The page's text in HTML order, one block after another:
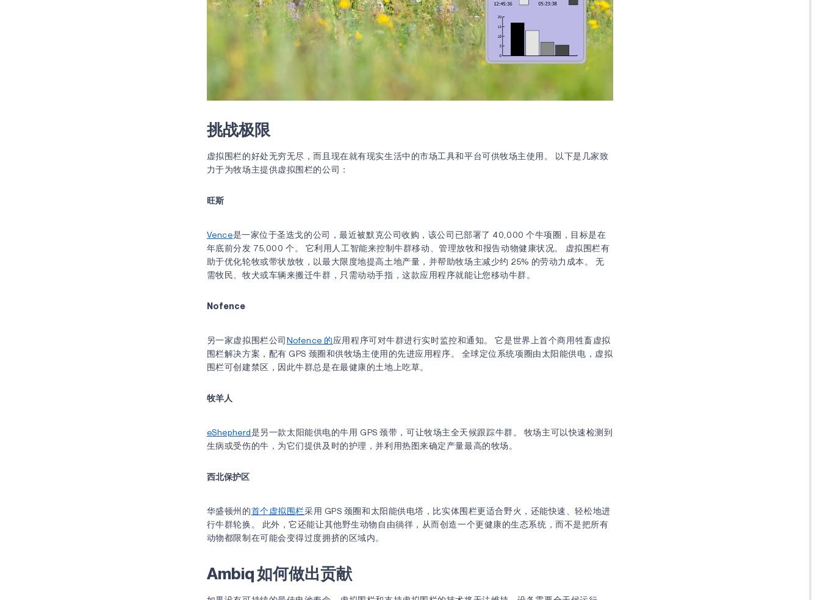
挑战极限
虚拟围栏的好处无穷无尽，而且现在就有现实生活中的市场工具和平台可供牧场主使用。 以下是几家致
力于为牧场主提供虚拟围栏的公司：
旺斯
Vence是一家位于圣迭戈的公司，最近被默克公司收购，该公司已部署了 40,000 个牛项圈，目标是在
年底前分发 75,000 个。 它利用人工智能来控制牛群移动、管理放牧和报告动物健康状况。 虚拟围栏有
助于优化轮牧或带状放牧，以最大限度地提高土地产量，并帮助牧场主减少约 25% 的劳动力成本。 无
需牧民、牧犬或车辆来搬迁牛群，只需动动手指，这款应用程序就能让您移动牛群。
Nofence
另一家虚拟围栏公司Nofence 的应用程序可对牛群进行实时监控和通知。 它是世界上首个商用牲畜虚拟
围栏解决方案，配有 GPS 颈圈和供牧场主使用的先进应用程序。 全球定位系统项圈由太阳能供电，虚拟
围栏可创建禁区，因此牛群总是在最健康的土地上吃草。
牧羊人
eShepherd是另一款太阳能供电的牛用 GPS 颈带，可让牧场主全天候跟踪牛群。 牧场主可以快速检测到
生病或受伤的牛，为它们提供及时的护理，并利用热图来确定产量最高的牧场。
西北保护区
华盛顿州的首个虚拟围栏采用 GPS 颈圈和太阳能供电塔，比实体围栏更适合野火，还能快速、轻松地进
行牛群轮换。 此外，它还能让其他野生动物自由徜徉，从而创造一个更健康的生态系统，而不是把所有
动物都限制在可能会变得过度拥挤的区域内。
Ambiq 如何做出贡献